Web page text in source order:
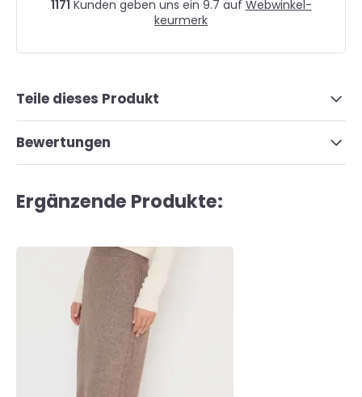
1171 Kunden geben uns ein 9.7 auf Webwinkel-
keurmerk
Teile dieses Produkt
Bewertungen
Ergänzende Produkte: